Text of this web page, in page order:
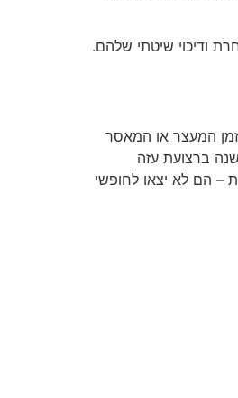
ודיכוי שיטתי שלהם.
המעצר או המאסר
ברצועת עזה
– הם לא יצאו לחופשי